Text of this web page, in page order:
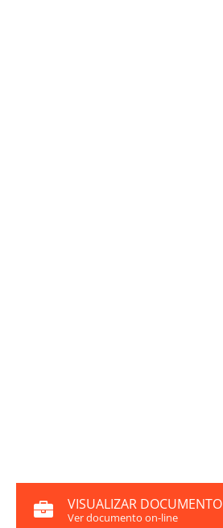
VISUALIZAR DOCUMENTO
Ver documento on-line